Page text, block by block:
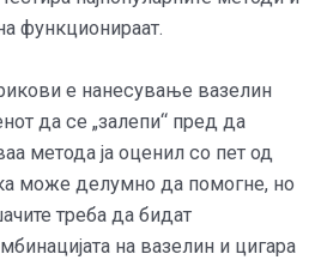
функционираат.
е нанесување вазелин
да се „залепи“ пред да
метода ја оценил со пет од
може делумно да помогне, но
треба да бидат
на вазелин и цигара